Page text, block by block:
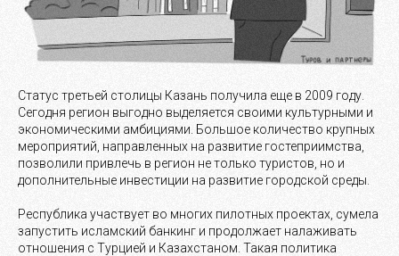
Статус третьей столицы Казань получила еще в 2009 году.
Сегодня регион выгодно выделяется своими культурными и
экономическими амбициями. Большое количество крупных
мероприятий, направленных на развитие гостеприимства,
позволили привлечь в регион не только туристов, но и
дополнительные инвестиции на развитие городской среды.
Республика участвует во многих пилотных проектах, сумела
запустить исламский банкинг и продолжает налаживать
отношения с Турцией и Казахстаном. Такая политика